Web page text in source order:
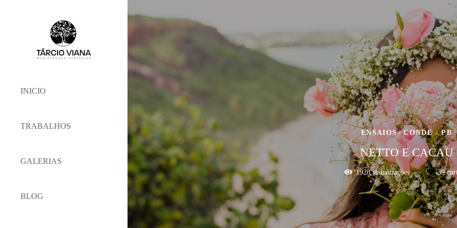
INICIO
TRABALHOS
GALERIAS
BLOG
ENSAIOS CONDE - PB
NETTO E CACAU
1928visualizações 39